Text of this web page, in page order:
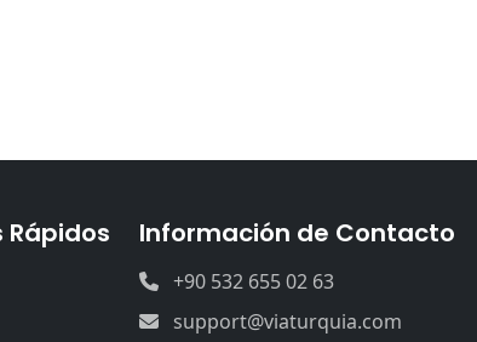
Rápidos Información de Contacto
+90 532 655 02 63
support@viaturquia.com